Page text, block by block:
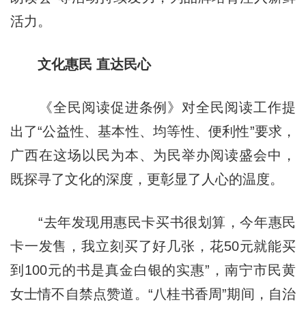
活力。
文化惠民 直达民心
《全民阅读促进条例》对全民阅读工作提
出了“公益性、基本性、均等性、便利性”要求，
广西在这场以民为本、为民举办阅读盛会中，
既探寻了文化的深度，更彰显了人心的温度。
“去年发现用惠民卡买书很划算，今年惠民
卡一发售，我立刻买了好几张，花50元就能买
到100元的书是真金白银的实惠”，南宁市民黄
女士情不自禁点赞道。“八桂书香周”期间，自治